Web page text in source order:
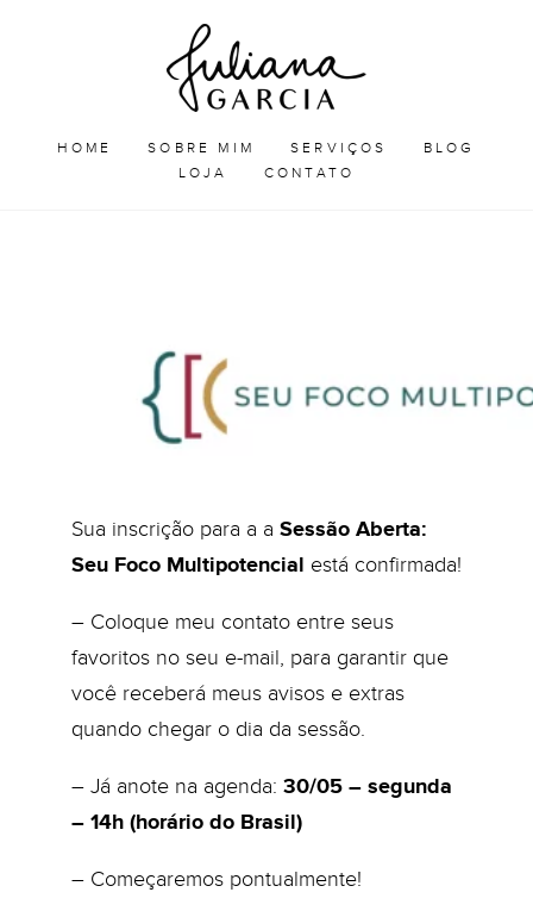
HOME SOBRE MIM SERVIÇOS
BLOG
LOJA
CONTATO
Sua inscrição para a a Sessão Aberta:
Seu Foco Multipotencial está confirmada!
– Coloque meu contato entre seus
favoritos no seu e-mail, para garantir que
você receberá meus avisos e extras
quando chegar o dia da sessão.
– Já anote na agenda: 30/05 – segunda
– 14h (horário do Brasil)
– Começaremos pontualmente!